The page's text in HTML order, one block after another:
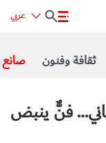
صانع ثقافة وفنون
فنٌّ ينبض